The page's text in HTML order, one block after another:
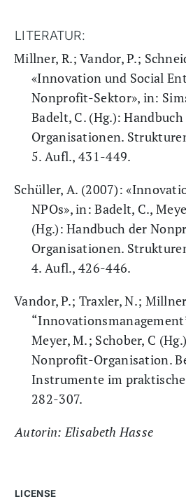
LITERATUR:
Millner, R.; Vandor, P.;
«Innovation und Social
Nonprofit-Sektor», in:
Badelt, C. (Hg.):
Organisationen.
5. Aufl., 431-449.
Schüller, A. (2007):
NPOs», in: Badelt, C.,
(Hg.): Handbuch der
Organisationen.
4. Aufl., 426-446.
Vandor, P.; Traxler, N.;
Meyer, M.; Schober, C
Nonprofit-Organisation.
Instrumente im
282-307.
Autorin: Elisabeth Hasse
LICENSE